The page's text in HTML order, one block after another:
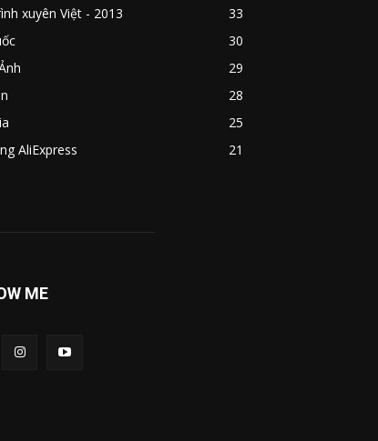
xuyên Việt - 2013
33
30
29
28
25
AliExpress
21
ME